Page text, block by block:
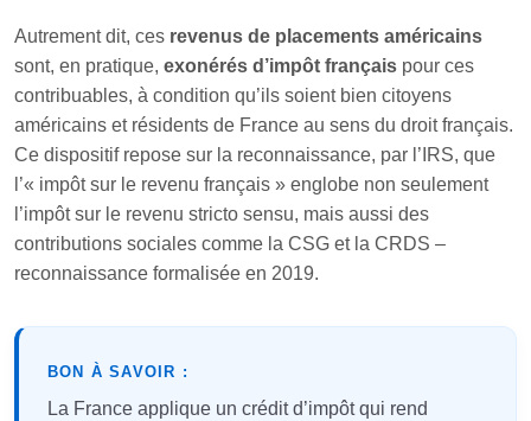
Autrement dit, ces revenus de placements américains
sont, en pratique, exonérés d’impôt français pour ces
contribuables, à condition qu’ils soient bien citoyens
américains et résidents de France au sens du droit français.
Ce dispositif repose sur la reconnaissance, par l’IRS, que
l’« impôt sur le revenu français » englobe non seulement
l’impôt sur le revenu stricto sensu, mais aussi des
contributions sociales comme la CSG et la CRDS –
reconnaissance formalisée en 2019.
BON À SAVOIR :
La France applique un crédit d’impôt qui rend